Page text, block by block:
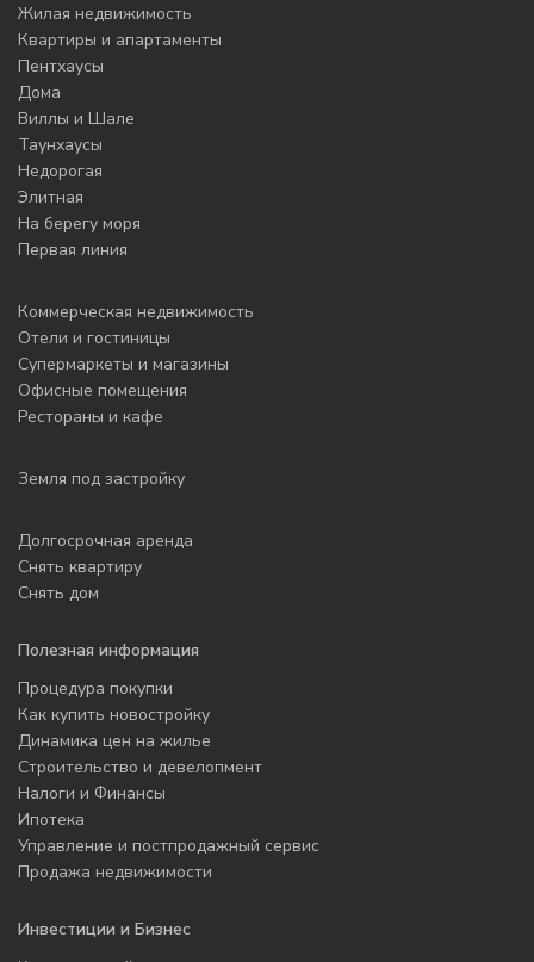
Жилая недвижимость
Квартиры и апартаменты
Пентхаусы
Дома
Виллы и Шале
Таунхаусы
Недорогая
Элитная
На берегу моря
Первая линия
Коммерческая недвижимость
Отели и гостиницы
Супермаркеты и магазины
Офисные помещения
Рестораны и кафе
Земля под застройку
Долгосрочная аренда
Снять квартиру
Снять дом
Полезная информация
Процедура покупки
Как купить новостройку
Динамика цен на жилье
Строительство и девелопмент
Налоги и Финансы
Ипотека
Управление и постпродажный сервис
Продажа недвижимости
Инвестиции и Бизнес